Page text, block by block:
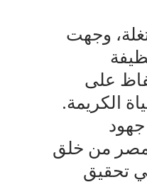
وجهت
على
الكريمة.
جهود
مصر من خلق
تحقيق